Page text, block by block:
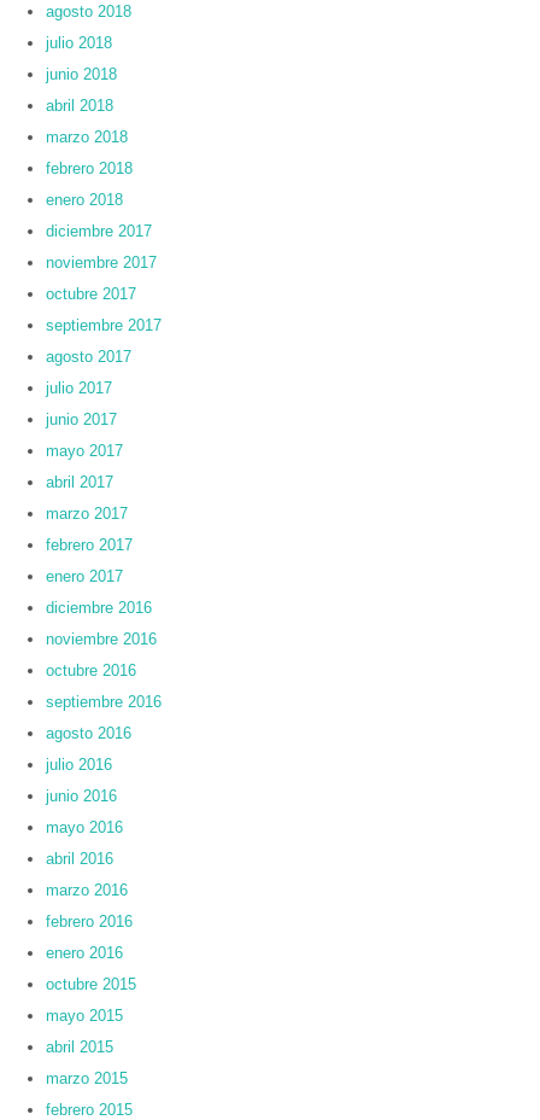
agosto 2018
julio 2018
junio 2018
abril 2018
marzo 2018
febrero 2018
enero 2018
diciembre 2017
noviembre 2017
octubre 2017
septiembre 2017
agosto 2017
julio 2017
junio 2017
mayo 2017
abril 2017
marzo 2017
febrero 2017
enero 2017
diciembre 2016
noviembre 2016
octubre 2016
septiembre 2016
agosto 2016
julio 2016
junio 2016
mayo 2016
abril 2016
marzo 2016
febrero 2016
enero 2016
octubre 2015
mayo 2015
abril 2015
marzo 2015
febrero 2015